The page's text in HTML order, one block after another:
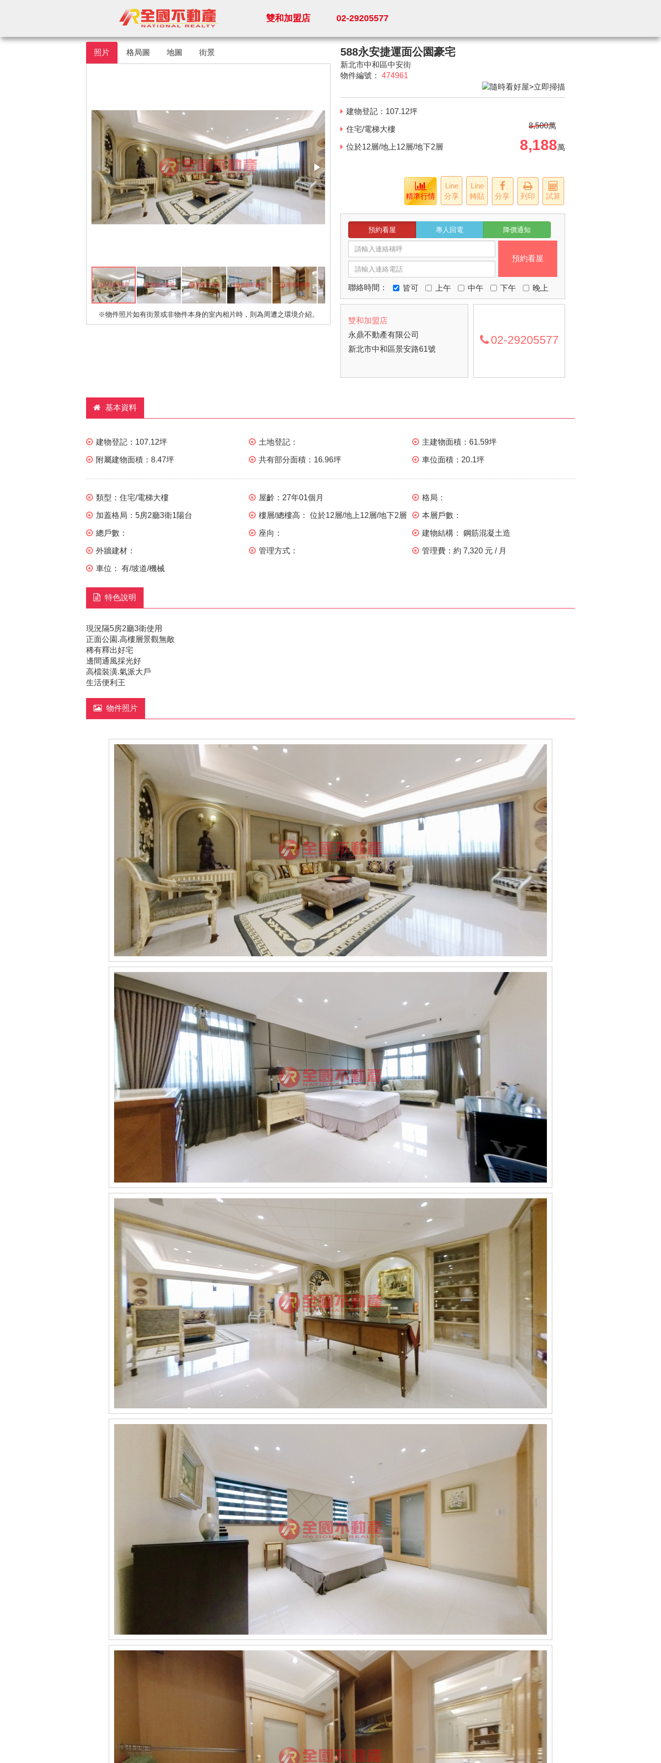
雙和加盟店 02-29205577
照片 格局圖 地圖 街景
※物件照片如有街景或非物件本身的室內相片時，則為周遭之環境介紹。
588永安捷運面公園豪宅
新北市中和區中安街
物件編號： 474961
建物登記： 107.12坪
住宅/電梯大樓
位於12層/地上12層/地下2層
8,500萬
8,188萬
精準行情
Line
分享
Line
轉貼
分享 列印 試算
預約看屋 專人回電 降價通知
預約看屋
聯絡時間： 皆可 上午 中午 下午 晚上
雙和加盟店
永鼎不動產有限公司
新北市中和區景安路61號
02-29205577
基本資料
建物登記： 107.12坪 土地登記： 主建物面積： 61.59坪
附屬建物面積： 8.47坪 共有部分面積： 16.96坪 車位面積： 20.1坪
類型： 住宅/電梯大樓 屋齡： 27年01個月 格局：
加蓋格局： 5房2廳3衛1陽台 樓層/總樓高： 位於12層/地上12層/地下2層 本層戶數：
總戶數： 座向： 建物結構： 鋼筋混凝土造
外牆建材： 管理方式： 管理費： 約 7,320 元 / 月
車位： 有/坡道/機械
特色說明
現況隔5房2廳3衛使用
正面公園.高樓層景觀無敵
稀有釋出好宅
邊間通風採光好
高檔裝潢.氣派大戶
生活便利王
物件照片